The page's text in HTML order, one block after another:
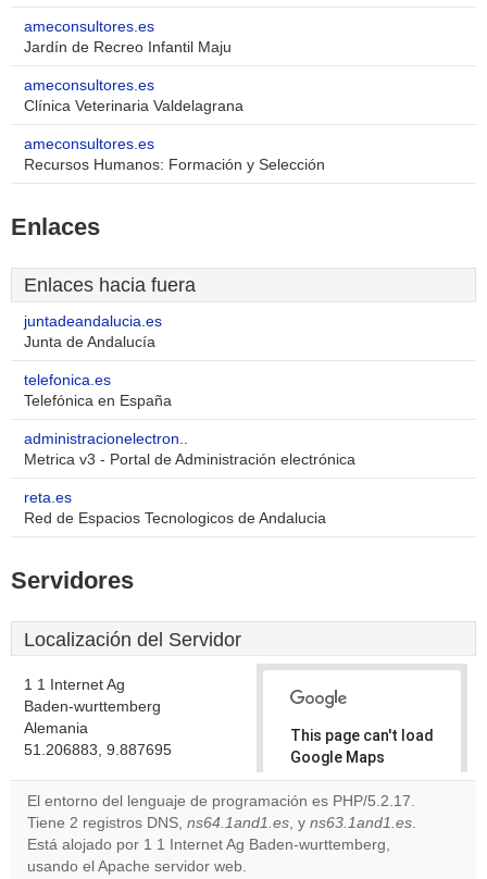
ameconsultores.es
Jardín de Recreo Infantil Maju
ameconsultores.es
Clínica Veterinaria Valdelagrana
ameconsultores.es
Recursos Humanos: Formación y Selección
Enlaces
Enlaces hacia fuera
juntadeandalucia.es
Junta de Andalucía
telefonica.es
Telefónica en España
administracionelectron..
Metrica v3 - Portal de Administración electrónica
reta.es
Red de Espacios Tecnologicos de Andalucia
Servidores
Localización del Servidor
1 1 Internet Ag
Baden-wurttemberg
Alemania
51.206883, 9.887695
This page can't load
Google Maps
correctly.
Do you
own this
El entorno del lenguaje de programación es PHP/5.2.17.
Tiene 2 registros DNS, ns64.1and1.es, y ns63.1and1.es.
Está alojado por 1 1 Internet Ag Baden-wurttemberg,
usando el Apache servidor web.